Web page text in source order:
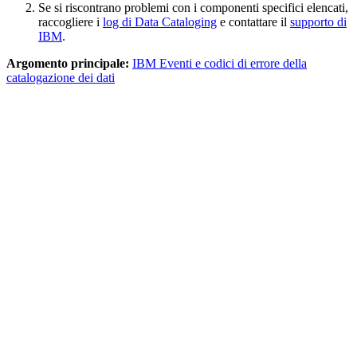
Se si riscontrano problemi con i componenti specifici elencati,
raccogliere i log di Data Cataloging e contattare il supporto di
IBM.
Argomento principale: IBM Eventi e codici di errore della
catalogazione dei dati